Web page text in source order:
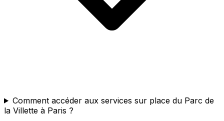
Comment accéder aux services sur place du Parc de
la Villette à Paris ?